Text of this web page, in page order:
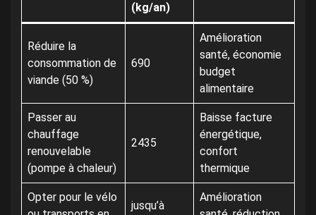
(kg/an)
Réduire la
consommation de
viande (50 %)
690
Amélioration
santé, économie
budget
alimentaire
Passer au
chauffage
renouvelable
(pompe à chaleur)
2435
Baisse facture
énergétique,
confort
thermique
Opter pour le vélo
jusqu’à
Amélioration